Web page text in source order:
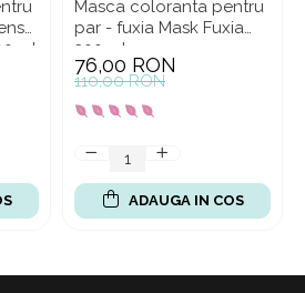
ml
Masca coloranta pentru
par - fuxia Mask Fuxia
300 ml
110,00 RON
76,00 RON
ADAUGA IN COS